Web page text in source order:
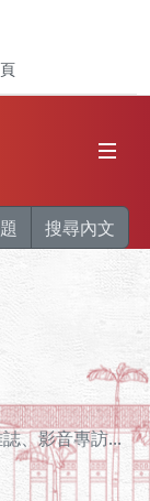
搜尋內文
、影音專訪...